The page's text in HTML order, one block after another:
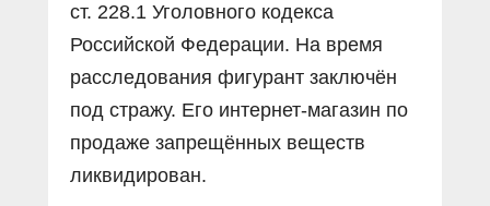
ст. 228.1 Уголовного кодекса
Российской Федерации. На время
расследования фигурант заключён
под стражу. Его интернет-магазин по
продаже запрещённых веществ
ликвидирован.